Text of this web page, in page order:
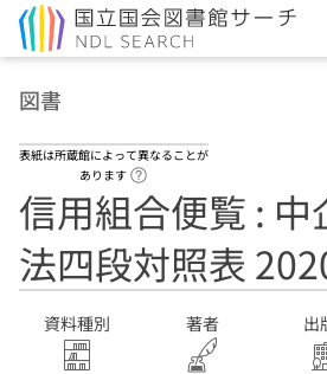
図書
表紙は所蔵館によって異なることが
あります
信用組合便覧 :
法四段対照表
資料種別 著者 出